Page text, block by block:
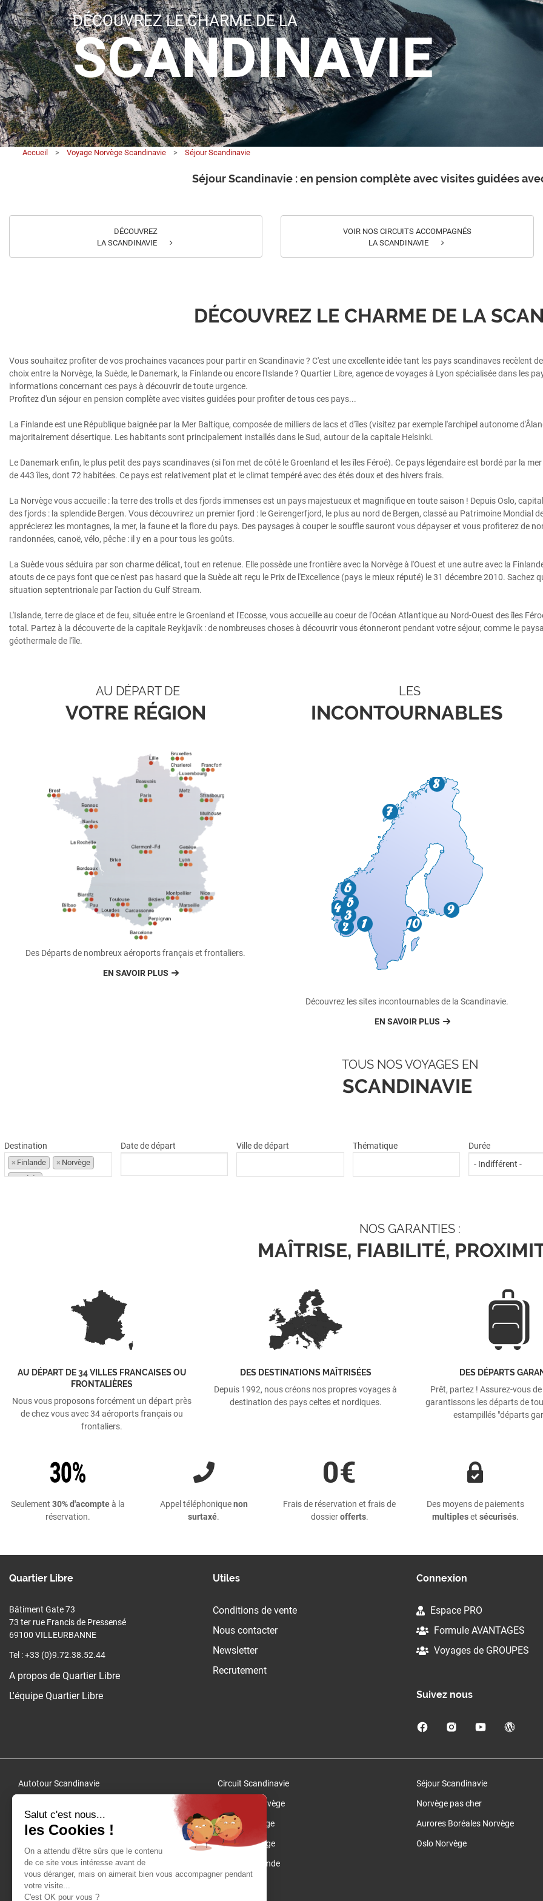
DÉCOUVREZ LE CHARME DE LA
SCANDINAVIE
Accueil > Voyage Norvège Scandinavie > Séjour Scandinavie
Séjour Scandinavie : en pension complète avec visites guidées
DÉCOUVREZ
LA SCANDINAVIE
VOIR NOS CIRCUITS ACCOMPAGNÉS
LA SCANDINAVIE
DÉCOUVREZ LE CHARME DE LA
Vous souhaitez profiter de vos prochaines vacances pour partir en Scandinavie ? C'est une excellente idée tant les pays scandinaves recèlent
choix entre la Norvège, la Suède, le Danemark, la Finlande ou encore l'Islande ? Quartier Libre, agence de voyages à Lyon spécialisée dans les
informations concernant ces pays à découvrir de toute urgence.
Profitez d'un séjour en pension complète avec visites guidées pour profiter de tous ces pays...
La Finlande est une République baignée par la Mer Baltique, composée de milliers de lacs et d'îles (visitez par exemple l'archipel autonome
majoritairement désertique. Les habitants sont principalement installés dans le Sud, autour de la capitale Helsinki.
Le Danemark enfin, le plus petit des pays scandinaves (si l'on met de côté le Groenland et les îles Féroé). Ce pays légendaire est bordé par la
de 443 îles, dont 72 habitées. Ce pays est relativement plat et le climat tempéré avec des étés doux et des hivers frais.
La Norvège vous accueille : la terre des trolls et des fjords immenses est un pays majestueux et magnifique en toute saison ! Depuis Oslo,
des fjords : la splendide Bergen. Vous découvrirez un premier fjord : le Geirengerfjord, le plus au nord de Bergen, classé au Patrimoine Mondial
apprécierez les montagnes, la mer, la faune et la flore du pays. Des paysages à couper le souffle sauront vous dépayser et vous profiterez de
randonnées, canoë, vélo, pêche : il y en a pour tous les goûts.
La Suède vous séduira par son charme délicat, tout en retenue. Elle possède une frontière avec la Norvège à l'Ouest et une autre avec la
atouts de ce pays font que ce n'est pas hasard que la Suède ait reçu le Prix de l'Excellence (pays le mieux réputé) le 31 décembre 2010. Sachez
situation septentrionale par l'action du Gulf Stream.
L'Islande, terre de glace et de feu, située entre le Groenland et l'Ecosse, vous accueille au coeur de l'Océan Atlantique au Nord-Ouest des îles
total. Partez à la découverte de la capitale Reykjavík : de nombreuses choses à découvrir vous étonneront pendant votre séjour, comme le
géothermale de l'île.
AU DÉPART DE
VOTRE RÉGION
Des Départs de nombreux aéroports français et frontaliers.
EN SAVOIR PLUS
LES
INCONTOURNABLES
Découvrez les sites incontournables de la Scandinavie.
EN SAVOIR PLUS
TOUS NOS VOYAGES EN
SCANDINAVIE
Destination
× Finlande × Norvège
×Suède
Date de départ Ville de départ Thématique Durée
NOS GARANTIES :
MAÎTRISE, FIABILITÉ,
AU DÉPART DE 34 VILLES FRANCAISES OU
FRONTALIÈRES
Nous vous proposons forcément un départ près
de chez vous avec 34 aéroports français ou
frontaliers.
DES DESTINATIONS MAÎTRISÉES
Depuis 1992, nous créons nos propres voyages à
destination des pays celtes et nordiques.
DES DÉPARTS
Prêt, partez ! Assurez-vous
garantissons les départs de
estampillés "départs
Seulement 30% d'acompteà la
réservation.
Appel téléphoniquenon
surtaxé.
Frais de réservation et frais de
dossierofferts.
Des moyens de paiements
multipleset sécurisés.
Quartier Libre
Bâtiment Gate 73
73 ter rue Francis de Pressensé
69100 VILLEURBANNE
Tel : +33 (0)9.72.38.52.44
A propos de Quartier Libre
L'équipe Quartier Libre
Utiles
Conditions de vente
Nous contacter
Newsletter
Recrutement
Connexion
Espace PRO
Formule AVANTAGES
Voyages de GROUPES
Suivez nous
Autotour Scandinavie
Circuits Norvège
Musées Norvège
Circuit Scandinavie
Autotour Norvège
Fjords Norvège
Circuit Norvège
Voyage Finlande
Séjour Scandinavie
Norvège pas cher
Aurores Boréales Norvège
Oslo Norvège